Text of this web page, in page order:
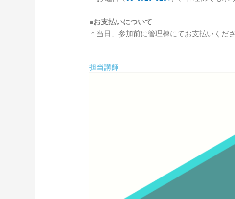
■お支払いについて
＊当日、参加前に管理棟にてお支払いくださ
担当講師